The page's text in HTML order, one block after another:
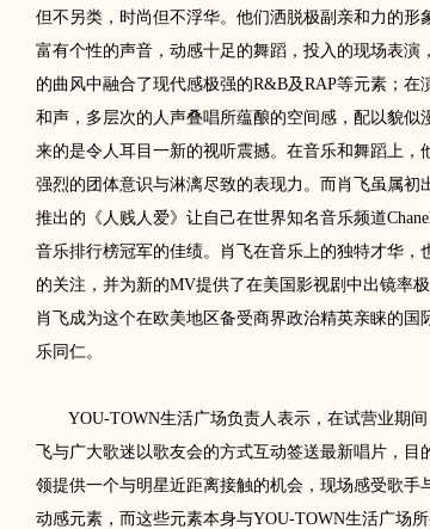
但不另类，时尚但不浮华。他们洒脱极副亲和力的形
富有个性的声音，动感十足的舞蹈，投入的现场表演
的曲风中融合了现代感极强的R&B及RAP等元素；
和声，多层次的人声叠唱所蕴酿的空间感，配以貌似
来的是令人耳目一新的视听震撼。在音乐和舞蹈上，
强烈的团体意识与淋漓尽致的表现力。而肖飞虽属初
推出的《人贱人爱》让自己在世界知名音乐频道
音乐排行榜冠军的佳绩。肖飞在音乐上的独特才华，
的关注，并为新的MV提供了在美国影视剧中出镜率
肖飞成为这个在欧美地区备受商界政治精英亲睐的国
乐同仁。
YOU-TOWN生活广场负责人表示，在试营业期间
飞与广大歌迷以歌友会的方式互动签送最新唱片，
领提供一个与明星近距离接触的机会，现场感受歌手
动感元素，而这些元素本身与YOU-TOWN生活广场所